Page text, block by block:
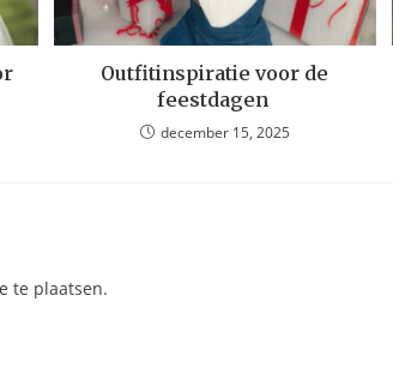
Outfitinspiratie voor de
feestdagen
december 15, 2025
te plaatsen.